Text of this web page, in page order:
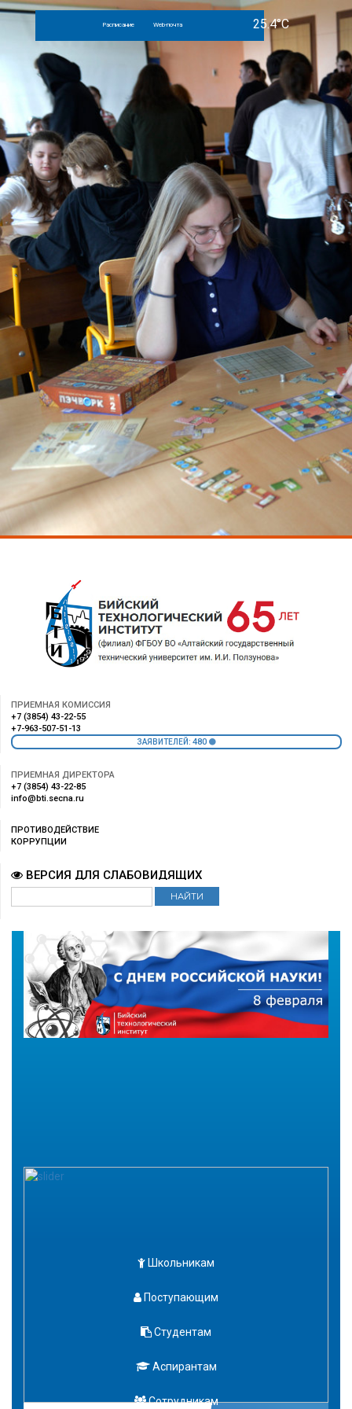
Расписание Web-почта
ПРИЕМНАЯ КОМИССИЯ
+7 (3854) 43-22-55
+7-963-507-51-13
ЗАЯВИТЕЛЕЙ: 480
ПРИЕМНАЯ ДИРЕКТОРА
+7 (3854) 43-22-85
info@bti.secna.ru
ПРОТИВОДЕЙСТВИЕ
КОРРУПЦИИ
ВЕРСИЯ ДЛЯ СЛАБОВИДЯЩИХ
Школьникам
Поступающим
Студентам
Аспирантам
Сотрудникам